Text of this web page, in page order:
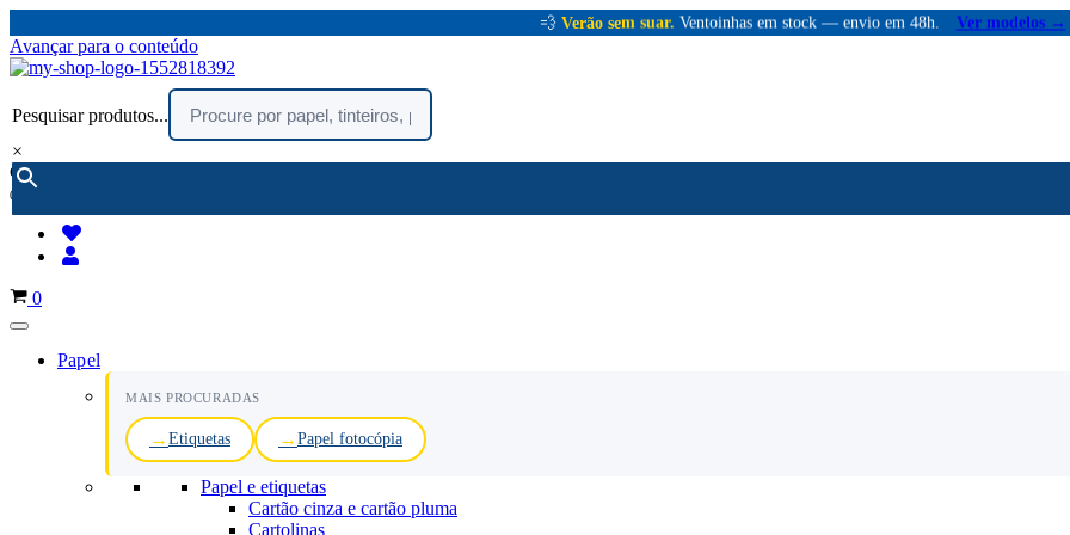
💨 Verão sem suar. Ventoinhas em stock — envio em 48h. Ver modelos →
Avançar para o conteúdo
Pesquisar produtos...
×
encomendar por telefone :
(chamada rede fixa nacional)
Carrinho
0
Papel
MAIS PROCURADAS
Etiquetas Papel fotocópia
Papel e etiquetas
Cartão cinza e cartão pluma
Cartolinas